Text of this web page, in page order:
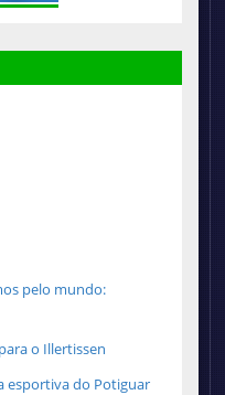
pelo mundo:
o Illertissen
esportiva do Potiguar